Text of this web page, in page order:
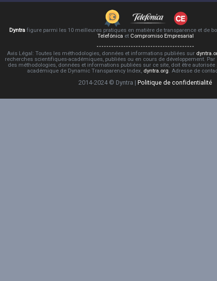
Dyntra figure parmi les 10 meilleures pratiques en matière de transparence et de
Telefónica et Compromiso Empresarial
Avis Légal: Toutes les méthodologies, données et informations publiées sur
recherches scientifiques-académiques, publiées ou en cours de développement.
des méthodologies, données et informations publiées sur ce site, doit être
académique de Dynamic Transparency Index, dyntra.org. Adresse de
2014-2024 © Dyntra | Politique de confidentialité